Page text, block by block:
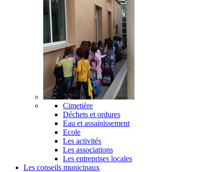
Cimetière
Déchets et ordures
Eau et assainissement
Ecole
Les activités
Les associations
Les entreprises locales
Les conseils municipaux